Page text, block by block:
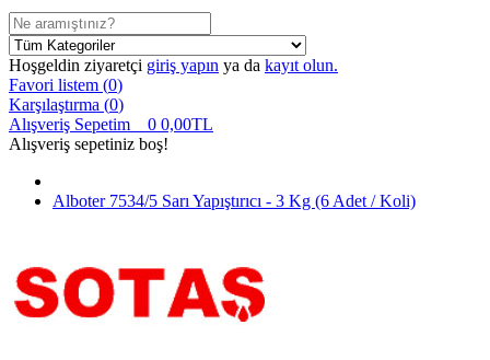
Hoşgeldin ziyaretçi giriş yapın ya da kayıt olun.
Favori listem (0)
Karşılaştırma (0)
Alışveriş Sepetim
0 0,00TL
Alışveriş sepetiniz boş!
Alboter 7534/5 Sarı Yapıştırıcı - 3 Kg (6 Adet / Koli)